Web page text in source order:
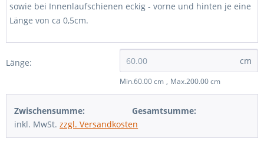
sowie bei Innenlaufschienen eckig - vorne und hinten je eine
Länge von ca 0,5cm.
Länge: cm
Min.60.00 cm Max.200.00 cm
Zwischensumme:
Gesamtsumme:
inkl. MwSt.zzgl. Versandkosten